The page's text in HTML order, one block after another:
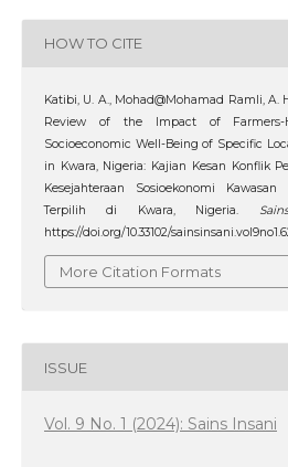
HOW TO CITE
Katibi, U. A., Mohad@Mohamad Ramli, A.
Review of the Impact of Farmers-
Socioeconomic Well-Being of Specific
in Kwara, Nigeria: Kajian Kesan Konflik
Kesejahteraan Sosioekonomi
Terpilih di Kwara, Nigeria.
https://doi.org/10.33102/
More Citation Formats
ISSUE
Vol. 9 No. 1 (2024): Sains Insani